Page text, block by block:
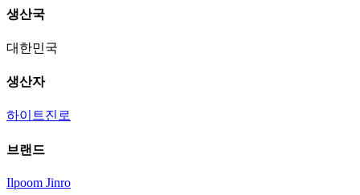
생산국
대한민국
생산자
하이트진로
브랜드
Ilpoom Jinro